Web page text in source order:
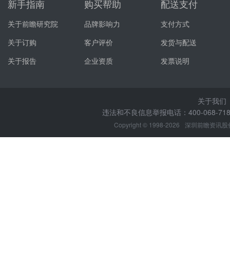
新手指南
关于前瞻研究院
关于订购
关于报告
购买帮助
品牌影响力
客户评价
企业资质
配送支付
支付方式
发货与配送
发票说明
关于我们
违法和不良信息举报电话：400-068-
Copyright © 1998-2026 深圳前瞻资讯股